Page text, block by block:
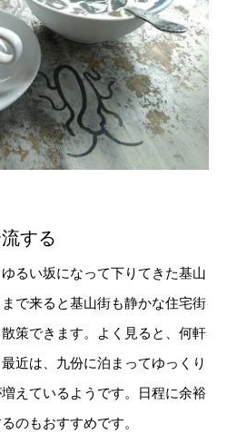
する
るい坂になって下りてきた基山
で来ると基山街も静かな住宅街
策できます。よく見ると、何軒
近は、九份に泊まってゆっくり
えているようです。日程に余裕
のもおすすめです。